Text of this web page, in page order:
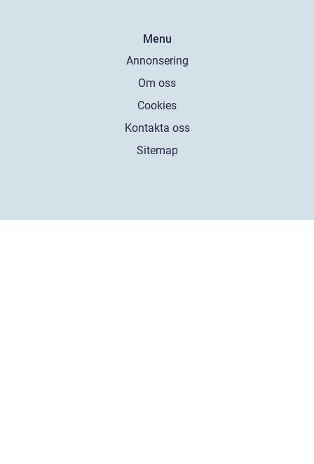
Menu
Annonsering
Om oss
Cookies
Kontakta oss
Sitemap